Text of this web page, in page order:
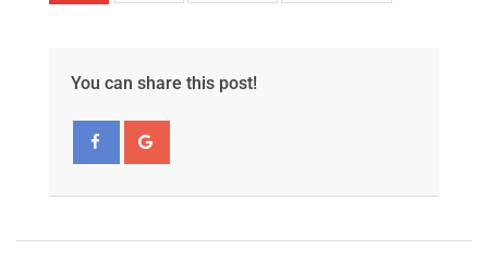
You can share this post!